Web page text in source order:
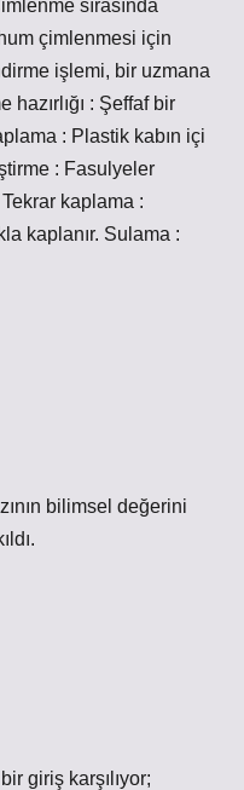
sırasında
çimlenmesi için
işlemi, bir uzmana
hazırlığı : Şeffaf bir
: Plastik kabın içi
: Fasulyeler
kaplama :
kaplanır. Sulama :
bilimsel değerini
giriş karşılıyor;